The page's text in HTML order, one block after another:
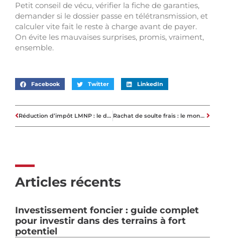
Petit conseil de vécu, vérifier la fiche de garanties,
demander si le dossier passe en télétransmission, et
calculer vite fait le reste à charge avant de payer.
On évite les mauvaises surprises, promis, vraiment,
ensemble.
Facebook Twitter LinkedIn
Réduction d’impôt LMNP : le dispositif existe-t-il encore en 2026? Rachat de soulte frais : le montant réel et qui paie ?
Articles récents
Investissement foncier : guide complet
pour investir dans des terrains à fort
potentiel